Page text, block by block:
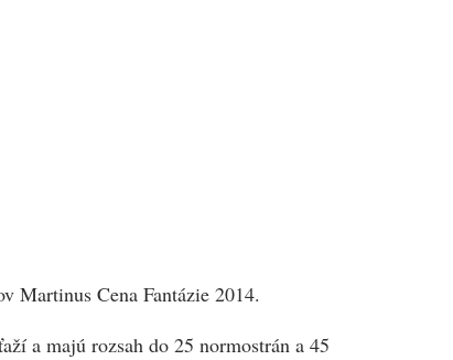
Martinus Cena Fantázie 2014.
a majú rozsah do 25 normostrán a 45